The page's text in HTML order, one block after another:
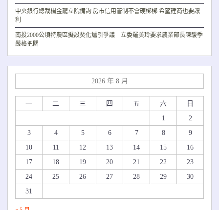
中央銀行總裁楊金龍立院備詢 房市信用管制不會硬梆梆 希望建商也要讓
利
南投2000公頃特農區擬設焚化爐引爭議 立委羅美玲要求農業部長陳駿季
嚴格把關
2026 年 8 月
一 二 三 四 五 六
日
1
2
3
4 5 6 7 8
9
10
11 12 13 14 15
16
17
18 19 20 21 22
23
24
25 26 27 28 29
30
31